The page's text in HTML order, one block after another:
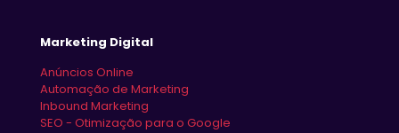
Marketing Digital
Anúncios Online
Automação de Marketing
Inbound Marketing
SEO - Otimização para o Google